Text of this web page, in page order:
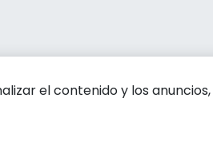
el contenido y los